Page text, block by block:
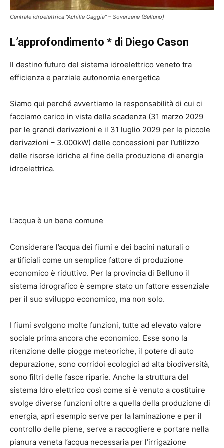
Centrale idroelettrica “Achille Gaggia” – Soverzene (Belluno)
L’approfondimento * di Diego Cason
Il destino futuro del sistema idroelettrico veneto tra
efficienza e parziale autonomia energetica
Siamo qui perché avvertiamo la responsabilità di cui ci
facciamo carico in vista della scadenza (31 marzo 2029
per le grandi derivazioni e il 31 luglio 2029 per le piccole
derivazioni – 3.000kW) delle concessioni per l’utilizzo
delle risorse idriche al fine della produzione di energia
idroelettrica.
L’acqua è un bene comune
Considerare l’acqua dei fiumi e dei bacini naturali o
artificiali come un semplice fattore di produzione
economico è riduttivo. Per la provincia di Belluno il
sistema idrografico è sempre stato un fattore essenziale
per il suo sviluppo economico, ma non solo.
I fiumi svolgono molte funzioni, tutte ad elevato valore
sociale prima ancora che economico. Esse sono la
ritenzione delle piogge meteoriche, il potere di auto
depurazione, sono corridoi ecologici ad alta biodiversità,
sono filtri delle fasce riparie. Anche la struttura del
sistema Idro elettrico così come si è venuto a costituire
svolge diverse funzioni oltre a quella della produzione di
energia, apri esempio serve per la laminazione e per il
controllo delle piene, serve a raccogliere e portare nella
pianura veneta l’acqua necessaria per l’irrigazione